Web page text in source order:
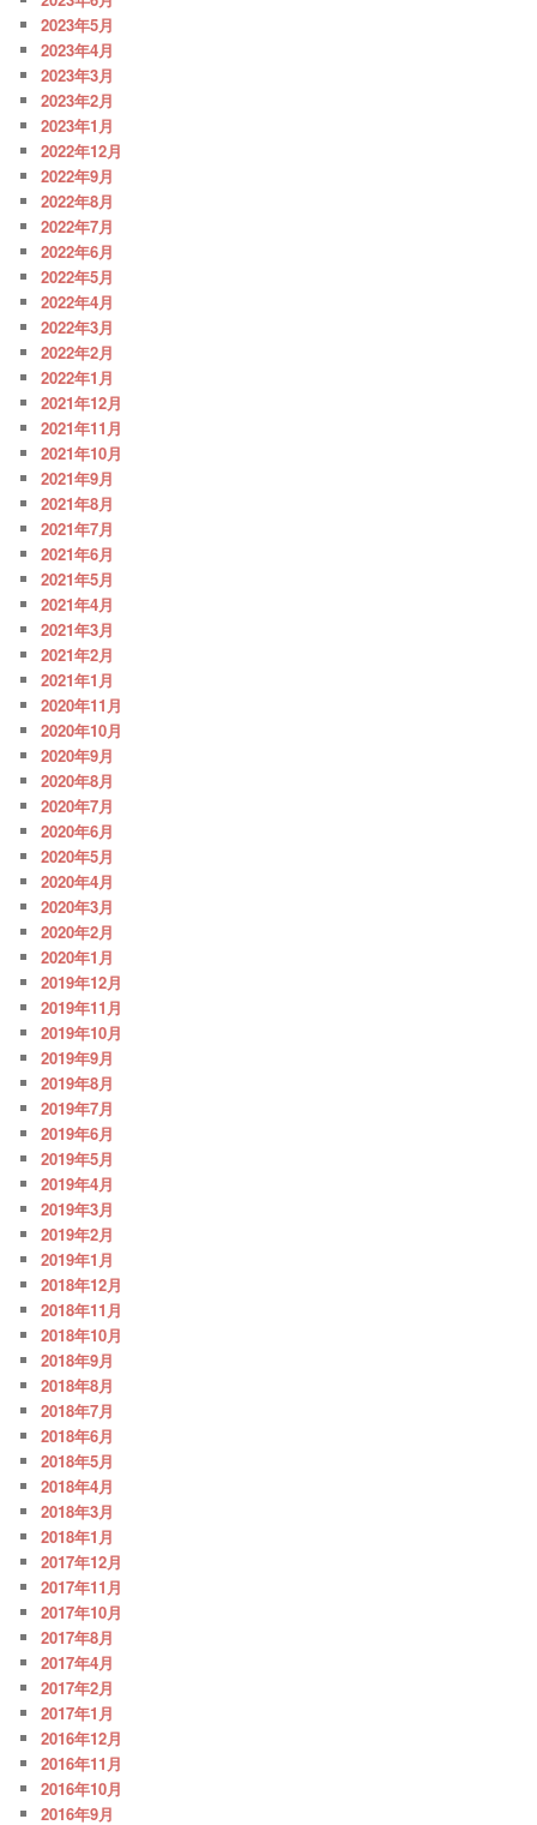
2023年5月
2023年4月
2023年3月
2023年2月
2023年1月
2022年12月
2022年9月
2022年8月
2022年7月
2022年6月
2022年5月
2022年4月
2022年3月
2022年2月
2022年1月
2021年12月
2021年11月
2021年10月
2021年9月
2021年8月
2021年7月
2021年6月
2021年5月
2021年4月
2021年3月
2021年2月
2021年1月
2020年11月
2020年10月
2020年9月
2020年8月
2020年7月
2020年6月
2020年5月
2020年4月
2020年3月
2020年2月
2020年1月
2019年12月
2019年11月
2019年10月
2019年9月
2019年8月
2019年7月
2019年6月
2019年5月
2019年4月
2019年3月
2019年2月
2019年1月
2018年12月
2018年11月
2018年10月
2018年9月
2018年8月
2018年7月
2018年6月
2018年5月
2018年4月
2018年3月
2018年1月
2017年12月
2017年11月
2017年10月
2017年8月
2017年4月
2017年2月
2017年1月
2016年12月
2016年11月
2016年10月
2016年9月